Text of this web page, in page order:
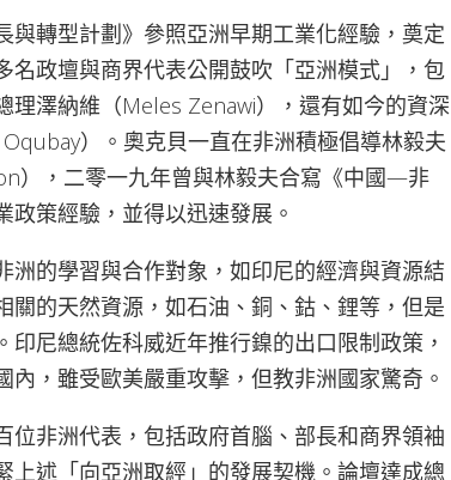
轉型計劃》參照亞洲早期工業化經驗，奠定
政壇與商界代表公開鼓吹「亞洲模式」，包
澤納維（Meles Zenawi），還有如今的資深
）。奧克貝一直在非洲積極倡導林毅夫
），二零一九年曾與林毅夫合寫《中國—非
策經驗，並得以迅速發展。
的學習與合作對象，如印尼的經濟與資源結
的天然資源，如石油、銅、鈷、鋰等，但是
尼總統佐科威近年推行鎳的出口限制政策，
，雖受歐美嚴重攻擊，但教非洲國家驚奇。
非洲代表，包括政府首腦、部長和商界領袖
述「向亞洲取經」的發展契機。論壇達成總